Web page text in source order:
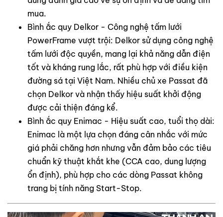
mua.
Bình ắc quy Delkor - Công nghệ tấm lưới
PowerFrame vượt trội: Delkor sử dụng công nghệ
tấm lưới độc quyền, mang lại khả năng dẫn điện
tốt và kháng rung lắc, rất phù hợp với điều kiện
đường sá tại Việt Nam. Nhiều chủ xe Passat đã
chọn Delkor và nhận thấy hiệu suất khởi động
được cải thiện đáng kể.
Bình ắc quy Enimac - Hiệu suất cao, tuổi thọ dài:
Enimac là một lựa chọn đáng cân nhắc với mức
giá phải chăng hơn nhưng vẫn đảm bảo các tiêu
chuẩn kỹ thuật khắt khe (CCA cao, dung lượng
ổn định), phù hợp cho các dòng Passat không
trang bị tính năng Start-Stop.